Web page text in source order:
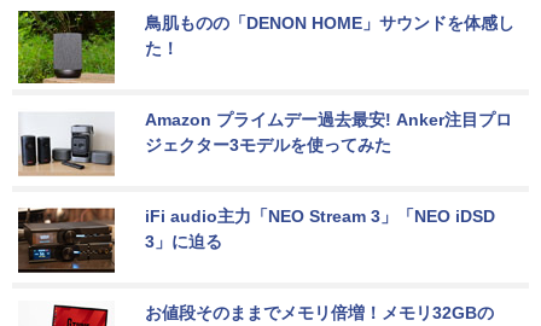
鳥肌ものの「DENON HOME」サウンドを体感し
た！
Amazon プライムデー過去最安! Anker注目プロ
ジェクター3モデルを使ってみた
iFi audio主力「NEO Stream 3」「NEO iDSD
3」に迫る
お値段そのままでメモリ倍増！メモリ32GBの